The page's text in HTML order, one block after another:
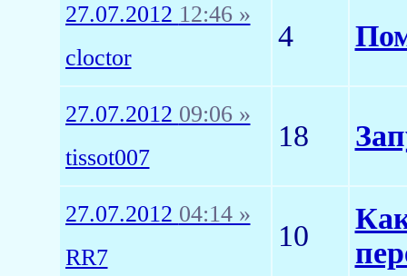
27.07.2012 12:46 »
cloctor
4
27.07.2012 09:06 »
tissot007
18
27.07.2012 04:14 »
RR7
10